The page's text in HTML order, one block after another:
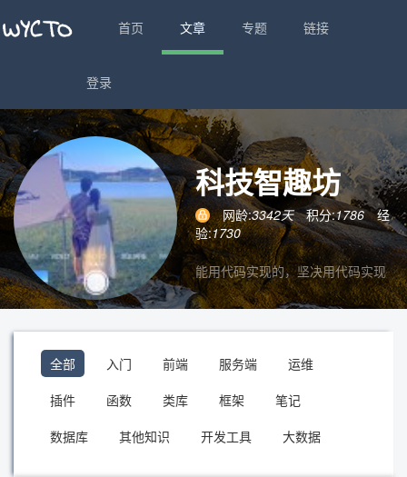
首页 文章 专题 链接
登录
科技智趣坊
网龄:3342天 积分:1786
经
验:1730
能用代码实现的，坚决用代码实现
全部 入门 前端 服务端
运维
插件
函数 类库 框架
笔记
数据库
其他知识 开发工具 大数据